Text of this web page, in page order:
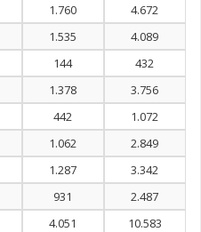
1.760
4.672
1.535
4.089
144
432
1.378
3.756
442
1.072
1.062
2.849
1.287
3.342
931
2.487
4.051
10.583